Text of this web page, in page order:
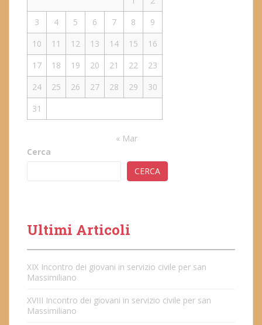
3
4 5 6 7 8
9
10
11 12 13 14 15
16
17
18 19 20 21 22
23
24
25 26 27 28 29
30
31
« Mar
Cerca
CERCA
Ultimi Articoli
XIX Incontro dei giovani in servizio civile per san
Massimiliano
XVIII Incontro dei giovani in servizio civile per san
Massimiliano